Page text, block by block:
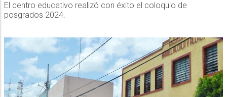
El centro educativo realizó con éxito el coloquio de
posgrados 2024.